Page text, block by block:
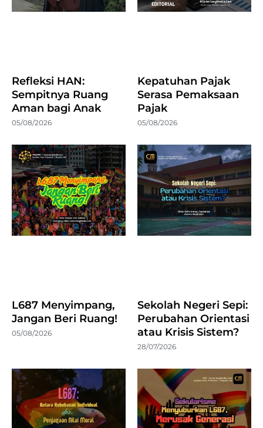
Refleksi HAN:
Sempitnya Ruang
Aman bagi Anak
05/08/2026
Kepatuhan Pajak
Serasa Pemaksaan
Pajak
05/08/2026
L687 Menyimpang,
Jangan Beri Ruang!
05/08/2026
Sekolah Negeri Sepi:
Perubahan Orientasi
atau Krisis Sistem?
28/07/2026